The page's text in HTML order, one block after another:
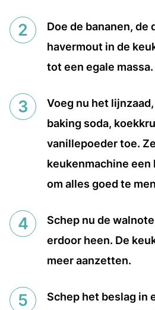
Doe de bananen, de
havermout in de
tot een egale massa.
Voeg nu het
baking soda,
vanillepoeder toe.
keukenmachine een
om alles goed te
Schep nu de
erdoor heen. De
meer aanzetten.
Schep het beslag in